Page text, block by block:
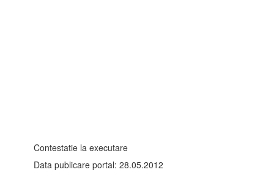
Contestatie la executare
Data publicare portal: 28.05.2012